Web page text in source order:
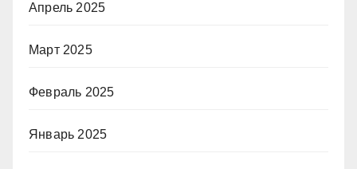
Апрель 2025
Март 2025
Февраль 2025
Январь 2025